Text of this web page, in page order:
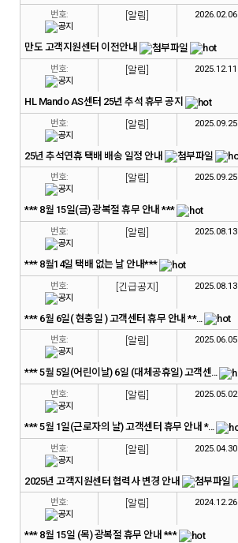
번호: [알림] 2026.02.06
번호: [알림]
만도 고객지원센터 이전안내
2025.12.11
번호: [알림]
HL Mando AS센터 25년 추석 휴무 공지
2025.09.25
번호: [알림]
25년 추석연휴 택배 배송 일정 안내
2025.09.25
번호: [알림]
*** 8월 15일(금) 광복절 휴무 안내 ***
2025.08.13
번호: [긴급공지]
*** 8월14일 택배 없는 날 안내***
2025.08.13
번호: [알림]
*** 6월 6일( 현충일 ) 고객센터 휴무 안내 **...
2025.06.05
번호: [알림]
*** 5월 5일(어린이날) 6일 (대체공휴일) 고객센...
2025.05.02
번호: [알림]
*** 5월 1일(근로자의 날) 고객센터 휴무 안내 *...
2025.04.30
번호: [알림]
2025년 고객지원센터 협력사 변경 안내
2024.12.26
*** 8월 15일 (목) 광복절 휴무 안내 ***